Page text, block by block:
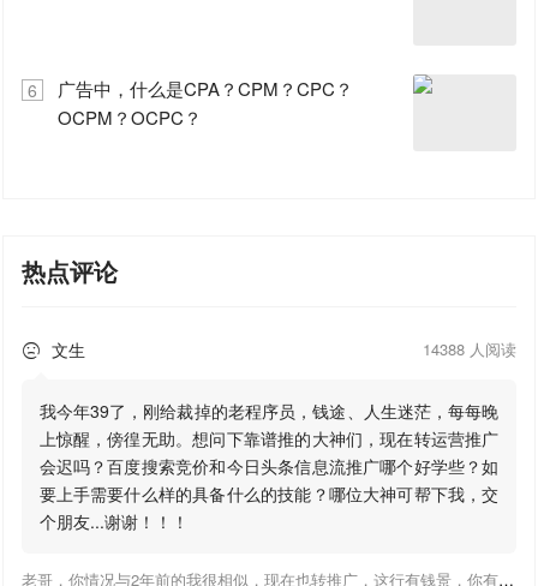
6
广告中，什么是CPA？CPM？CPC？
OCPM？OCPC？
热点评论
 文生 14388 人阅读
我今年39了，刚给裁掉的老程序员，钱途、人生迷茫，每每晚
上惊醒，傍徨无助。想问下靠谱推的大神们，现在转运营推广
会迟吗？百度搜索竞价和今日头条信息流推广哪个好学些？如
要上手需要什么样的具备什么的技能？哪位大神可帮下我，交
个朋友...谢谢！！！
老哥，你情况与2年前的我很相似，现在也转推广，这行有钱景，你有基础上手会比较快，不必担心。至于学竞价还是信息流哪个好，我是信息流广告入手，现在迷上靠谱推关注大神们的营销推广干货。有空你也可多泡下这站，真能学到不少东西；希望可以帮到你！